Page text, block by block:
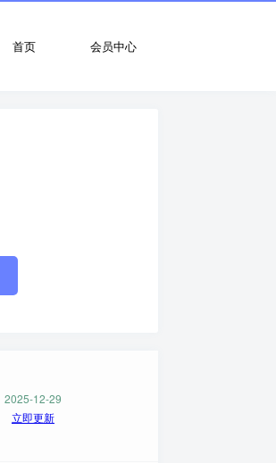
会员中心
首页
2025-12-29
立即更新